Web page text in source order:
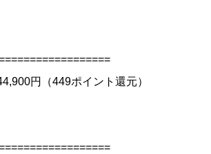
円（449ポイント還元）